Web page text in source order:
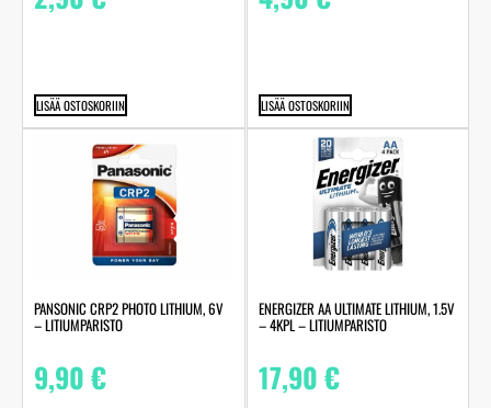
LISÄÄ OSTOSKORIIN LISÄÄ OSTOSKORIIN
PANSONIC CRP2 PHOTO LITHIUM, 6V
– LITIUMPARISTO
9,90€
ENERGIZER AA ULTIMATE LITHIUM, 1.5V
– 4KPL – LITIUMPARISTO
17,90€